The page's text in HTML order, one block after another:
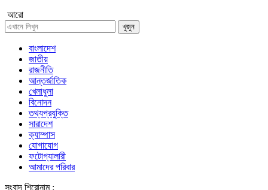
আরো
খুজুন
বাংলাদেশ
জাতীয়
রাজনীতি
আন্তর্জাতিক
খেলাধুলা
বিনোদন
তথ্যপ্রযুক্তি
সারাদেশ
ক্যাম্পাস
যোগাযোগ
ফটোগ্যালারী
আমাদের পরিবার
সংবাদ শিরোনাম :